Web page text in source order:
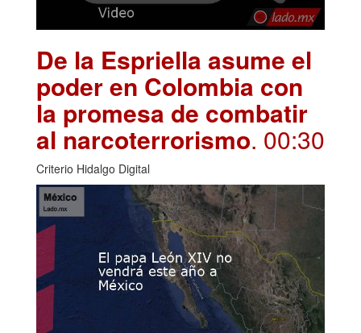
De la Espriella asume el
poder en Colombia con
la promesa de combatir
al narcoterrorismo. 00:30
Criterio Hidalgo Digital